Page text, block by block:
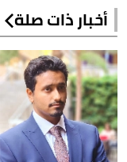
أخبار ذات صلة